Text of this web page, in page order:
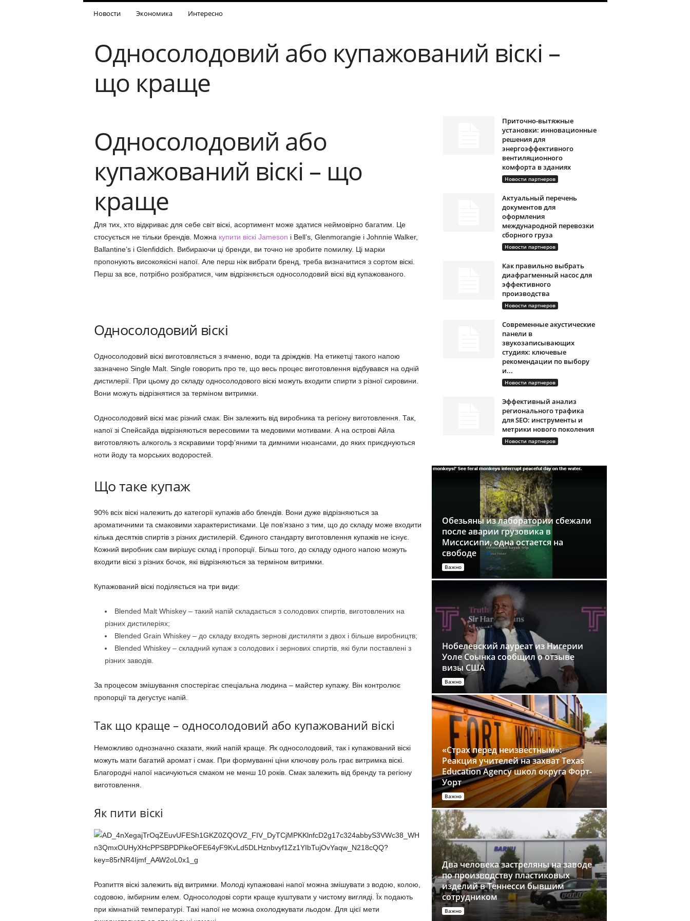
Новости Экономика Интересно
Односолодовий або купажований віскі –
що краще
Односолодовий або
купажований віскі – що
краще
Для тих, хто відкриває для себе світ віскі, асортимент може здатися неймовірно багатим. Це
стосується не тільки брендів. Можна купити віскі Jameson і Bell’s, Glenmorangie і Johnnie Walker,
Ballantine’s і Glenfiddich. Вибираючи ці бренди, ви точно не зробите помилку. Ці марки
пропонують високоякісні напої. Але перш ніж вибрати бренд, треба визначитися з сортом віскі.
Перш за все, потрібно розібратися, чим відрізняється односолодовий віскі від купажованого.
Односолодовий віскі
Односолодовий віскі виготовляється з ячменю, води та дріжджів. На етикетці такого напою
зазначено Single Malt. Single говорить про те, що весь процес виготовлення відбувався на одній
дистилерії. При цьому до складу односолодового віскі можуть входити спирти з різної сировини.
Вони можуть відрізнятися за терміном витримки.
Односолодовий віскі має різний смак. Він залежить від виробника та регіону виготовлення. Так,
напої зі Спейсайда відрізняються вересовими та медовими мотивами. А на острові Айла
виготовляють алкоголь з яскравими торф’яними та димними нюансами, до яких приєднуються
ноти йоду та морських водоростей.
Що таке купаж
90% всіх віскі належить до категорії купажів або блендів. Вони дуже відрізняються за
ароматичними та смаковими характеристиками. Це пов’язано з тим, що до складу може входити
кілька десятків спиртів з різних дистилерій. Єдиного стандарту виготовлення купажів не існує.
Кожний виробник сам вирішує склад і пропорції. Більш того, до складу одного напою можуть
входити віскі з різних бочок, які відрізняються за терміном витримки.
Купажований віскі поділяється на три види:
Blended Malt Whiskey – такий напій складається з солодових спиртів, виготовлених на
різних дистилеріях;
Blended Grain Whiskey – до складу входять зернові дистиляти з двох і більше виробництв;
Blended Whiskey – складний купаж з солодових і зернових спиртів, які були поставлені з
різних заводів.
За процесом змішування спостерігає спеціальна людина – майстер купажу. Він контролює
пропорції та дегустує напій.
Так що краще – односолодовий або купажований віскі
Неможливо однозначно сказати, який напій краще. Як односолодовий, так і купажований віскі
можуть мати багатий аромат і смак. При формуванні ціни ключову роль грає витримка віскі.
Благородні напої насичуються смаком не менш 10 років. Смак залежить від бренду та регіону
виготовлення.
Як пити віскі
Розпиття віскі залежить від витримки. Молоді купажовані напої можна змішувати з водою, колою,
содовою, імбирним елем. Односолодові сорти краще куштувати у чистому вигляді. Їх подають
при кімнатній температурі. Такі напої не можна охолоджувати льодом. Для цієї мети
Приточно-вытяжные
установки: инновационные
решения для
энергоэффективного
вентиляционного
комфорта в зданиях
Новости партнеров
Актуальный перечень
документов для
оформления
международной перевозки
сборного груза
Новости партнеров
Как правильно выбрать
диафрагменный насос для
эффективного
производства
Новости партнеров
Современные акустические
панели в
звукозаписывающих
студиях: ключевые
рекомендации по выбору
и...
Новости партнеров
Эффективный анализ
регионального трафика
для SEO: инструменты и
метрики нового поколения
Новости партнеров
Обезьяны из лаборатории сбежали
после аварии грузовика в
Миссисипи, одна остается на
свободе
Важно
Нобелевский лауреат из Нигерии
Уоле Соынка сообщил о отзыве
визы США
Важно
«Страх перед неизвестным»:
Реакция учителей на захват Texas
Education Agency школ округа Форт-
Уорт
Важно
Два человека застреляны на заводе
по производству пластиковых
изделий в Теннесси бывшим
сотрудником
Важно